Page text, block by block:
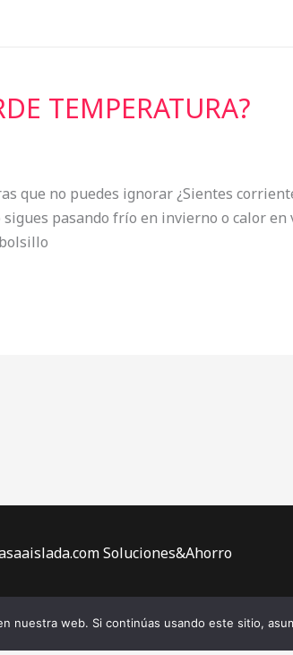
TEMPERATURA?
que no puedes ignorar ¿Sientes
pasando frío en invierno o calor
Soluciones&Ahorro
© 2026 Tu casa aislada
nuestra web. Si continúas usando este sitio,